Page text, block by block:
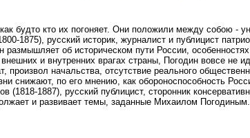
будто кто их погоняет. Они положили между собою -
1875), русский историк, журналист и публицист
об историческом пути России,
и внутренних врагах страны, Погодин вовсе не
произвол начальства, отсутствие реального
снижают, по его мнению, как обороноспособность
1887), русский публицист, сторонник
и развивает темы, заданные Михаилом Погодиным.